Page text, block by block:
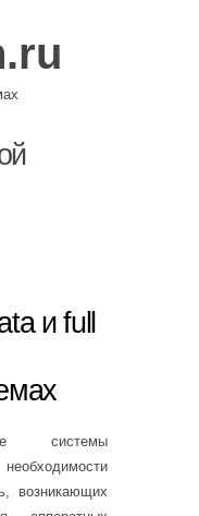
и full
системы
возникающих